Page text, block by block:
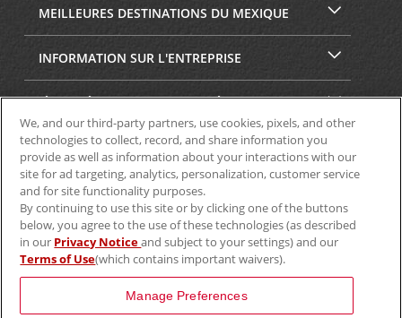
MEILLEURES DESTINATIONS DU MEXIQUE
INFORMATION SUR L'ENTREPRISE
SÉCURITÉ ET CONFIDENTIALITÉ
We, and our third-party partners, use cookies, pixels, and other
technologies to collect, record, and share information you
provide as well as information about your interactions with our
site for ad targeting, analytics, personalization, customer service
and for site functionality purposes.
By continuing to use this site or by clicking one of the buttons
below, you agree to the use of these technologies (as described
in our Privacy Noticeand subject to your settings) and our
Terms of Use(which contains important waivers).
Manage Preferences